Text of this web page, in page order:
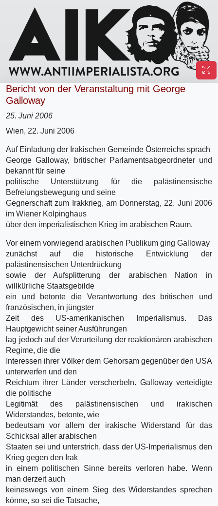
Bericht von der Veranstaltung mit George
Galloway
25. Juni 2006
Wien, 22. Juni 2006
Auf Einladung der Irakischen Gemeinde Österreichs sprach
George Galloway, britischer Parlamentsabgeordneter und
bekannt für seine
politische Unterstützung für die palästinensische
Befreiungsbewegung und seine
Gegnerschaft zum Irakkrieg, am Donnerstag, 22. Juni 2006
im Wiener Kolpinghaus
über den imperialistischen Krieg im arabischen Raum.
Vor einem vorwiegend arabischen Publikum ging Galloway
zunächst auf die historische Entwicklung der
palästinensischen Unterdrückung
sowie der Aufsplitterung der arabischen Nation in
willkürliche Staatsgebilde
ein und betonte die Verantwortung des britischen und
französischen, in jüngster
Zeit des US-amerikanischen Imperialismus. Das
Hauptgewicht seiner Ausführungen
lag jedoch auf der Verurteilung der reaktionären arabischen
Regime, die die
Interessen ihrer Völker dem Gehorsam gegenüber den USA
unterwerfen und den
Reichtum ihrer Länder verscherbeln. Galloway verteidigte
die politische
Legitimät des palästinensischen und irakischen
Widerstandes, betonte, wie
bedeutsam vor allem der irakische Widerstand für das
Schicksal aller arabischen
Staaten sei und unterstrich, dass der US-Imperialismus den
Krieg gegen den Irak
in einem politischen Sinne bereits verloren habe. Wenn
man derzeit auch
keineswegs von einem Sieg des Widerstandes sprechen
könne, so sei die Tatsache,